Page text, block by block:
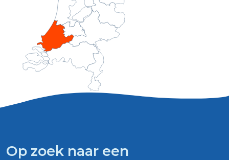
Op zoek naar een